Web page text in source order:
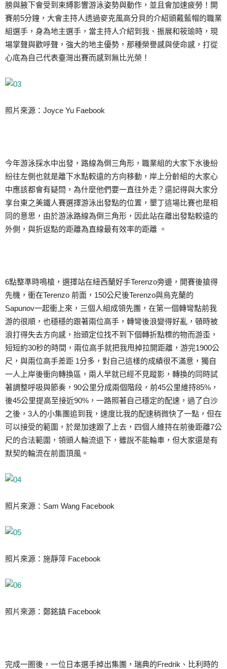
膀與腋下會受到束縛影響游泳姿勢與動作，並且會加速疲勞！開
賽前5分鐘，大會主持人透過麥克風高分貝的介紹頭戴藍帽的職業
組選手，身為地主選手，當主持人介紹到我、振展和筱瑜時，現
場掌聲與歡呼聲，強大的地主優勢，那種榮譽感與使命感，打從
心底為自己代表臺灣出賽而感到無比光榮！
照片來源：Joyce Yu Faebook
今年游泳採水中出發，路線為倒三角形，職業組的大家下水後紛
紛往左側也就是離下水點較遠的方向移動，岸上分齡組的大家心
中應該都會有疑問，為什麼他們要一直往外走？還記得與大家分
享台東之美鐵人賽選擇游泳出發點的位置，墾丁這場比賽也是相
同的意思，由於游泳路線為倒三角形，因此站在離出發點較遠的
外側，與折返點的距離為直線最有效率的距離 。
6點整準時鳴槍，選擇站在紐西蘭好手Terenzo旁邊，開賽後搶得
先機，衝在Terenzo 前面，150公尺後Terenzo與烏克蘭的
Sapunov一起衝上來，三個人組成領先團，在第一個轉彎點前我
游的很順，也穩穩的跟著兩位高手，轉彎後浪變得好亂，頓時被
浪打得失去方向感，抬頭定位找不到下個轉折點標的物而游歪，
短短約30秒的時間，兩位高手就把我甩掉拉開距離，游完1900公
尺，與兩位高手差距 1分多，對自己這樣的成績很不滿意，獨自
一人上岸後衝向轉換區，兩人早就已經不見蹤影，轉換的同時試
著調整呼吸與節奏，90公里分成兩個階段，前45公里維持85%，
後45公里提高至接近90%，一路照著自己穩定的配速，過了白沙
之後，3人的小集團追到我，速度比我的配速稍微快了一點，但在
可以接受的範圍，於是加速跟了上去，四個人維持在前後距離7公
尺的合法範圍，領頭人輪流退下，雖說不能輪車，但大家還是有
默契的輪流在前面頂風。
照片來源：Sam Wang Facebook
照片來源：施靜萍 Facebook
照片來源：鄭銘鎮 Facebook
完成一圈後，一位日本選手掉出集團，瑞典的Fredrik、比利時的